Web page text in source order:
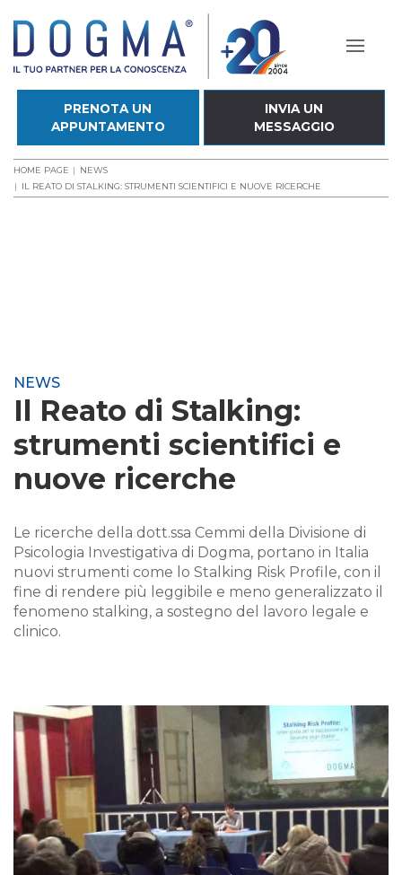
PRENOTA UN
APPUNTAMENTO
INVIA UN
MESSAGGIO
HOME PAGE
NEWS
IL REATO DI STALKING: STRUMENTI SCIENTIFICI E NUOVE RICERCHE
NEWS
Il Reato di Stalking:
strumenti scientifici e
nuove ricerche
Le ricerche della dott.ssa Cemmi della Divisione di
Psicologia Investigativa di Dogma, portano in Italia
nuovi strumenti come lo Stalking Risk Profile, con il
fine di rendere più leggibile e meno generalizzato il
fenomeno stalking, a sostegno del lavoro legale e
clinico.